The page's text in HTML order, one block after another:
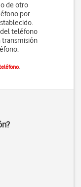
de otro
por
teléfono
transmisión
.